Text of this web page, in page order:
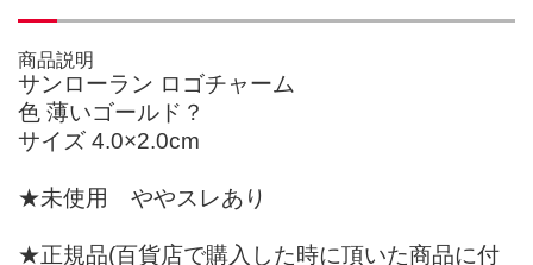
商品説明
サンローラン ロゴチャーム
色 薄いゴールド？
サイズ 4.0×2.0cm
★未使用 ややスレあり
★正規品(百貨店で購入した時に頂いた商品に付